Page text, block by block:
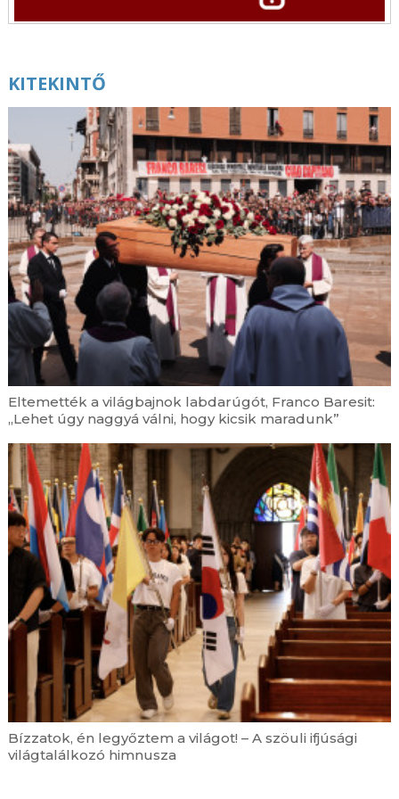
Egyházmegye lesz” – Interjú Fekete Zoltán
atyával
Teremtésvédelmi kalendárium – Az új
klímatörvény-tervezet szakmai tartalma
augusztus 7. | 15:18
A vatikáni euró új dizájnnal jelent meg – Ismét
látható a pápa arcképe az érméken
augusztus 7. | 14:34
Fiókházat alapítottak a ferencesek Pécsen
augusztus 7. | 13:52
Bérmálkozó fiatalokkal találkozott a temesvári
megyéspüspök Krassóváron
augusztus 7. | 13:10
Egy kisebb városnyi embert látnak el energiával
a Máltai Szeretetszolgálat szociális
naperőművei
augusztus 7. | 12:37
Bízzatok, én legyőztem a világot! – A szöuli
ifjúsági világtalálkozó himnusza
augusztus 7. | 11:53
A Katolikus Karitász által támogatott ormánsági
gyermekek nyaralhattak Németországban
augusztus 7. | 11:00
Boldog Apor Vilmos püspök közbenjárásáért
imádkoztak Győrben
augusztus 7. | 10:27
Evangéliumi értékeket közvetítsetek! – Leó
pápa üzenetet küldött a SIGNIS
világkongresszusára
augusztus 7. | 9:44
Államtitkári látogatás a Máltai Szeretetszolgálat
Jelenlét Programja monori intézményeiben
augusztus 7. | 9:01
Mohács 500 Veszprémben – Vándorkiállítás
érkezett a Nagyszeminárium udvarára
augusztus 7. | 6:00
KITEKINTŐ
Eltemették a világbajnok labdarúgót, Franco Baresit:
„Lehet úgy naggyá válni, hogy kicsik maradunk”
Bízzatok, én legyőztem a világot! – A szöuli ifjúsági
világtalálkozó himnusza